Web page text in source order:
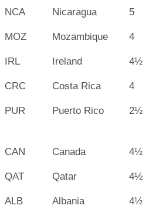
NCA Nicaragua 5
MOZ Mozambique 4
IRL Ireland 4½
CRC Costa Rica 4
PUR Puerto Rico 2½
CAN Canada 4½
QAT Qatar 4½
ALB Albania 4½